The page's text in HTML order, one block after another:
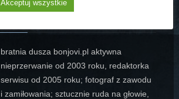
bratnia dusza bonjovi.pl aktywna
nieprzerwanie od 2003 roku, redaktorka
serwisu od 2005 roku; fotograf z zawodu
i zamiłowania; sztucznie ruda na głowie,
Akceptuj wszystkie